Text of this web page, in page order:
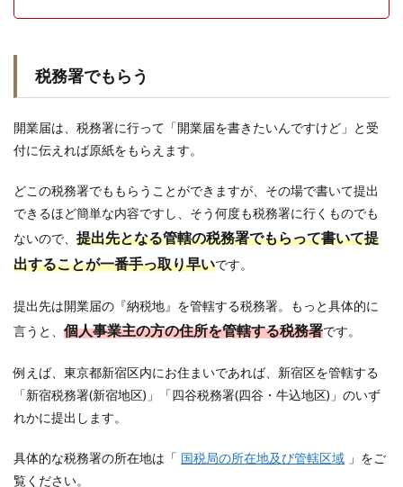
税務署でもらう
開業届は、税務署に行って「開業届を書きたいんですけど」と受
付に伝えれば原紙をもらえます。
どこの税務署でももらうことができますが、その場で書いて提出
できるほど簡単な内容ですし、そう何度も税務署に行くものでも
ないので、 提出先となる管轄の税務署でもらって書いて提
出することが一番手っ取り早いです。
提出先は開業届の『納税地』を管轄する税務署。もっと具体的に
言うと、 個人事業主の方の住所を管轄する税務署です。
例えば、東京都新宿区内にお住まいであれば、新宿区を管轄する
「新宿税務署(新宿地区)」「四谷税務署(四谷・牛込地区)」のいず
れかに提出します。
具体的な税務署の所在地は「 国税局の所在地及び管轄区域 」をご
覧ください。